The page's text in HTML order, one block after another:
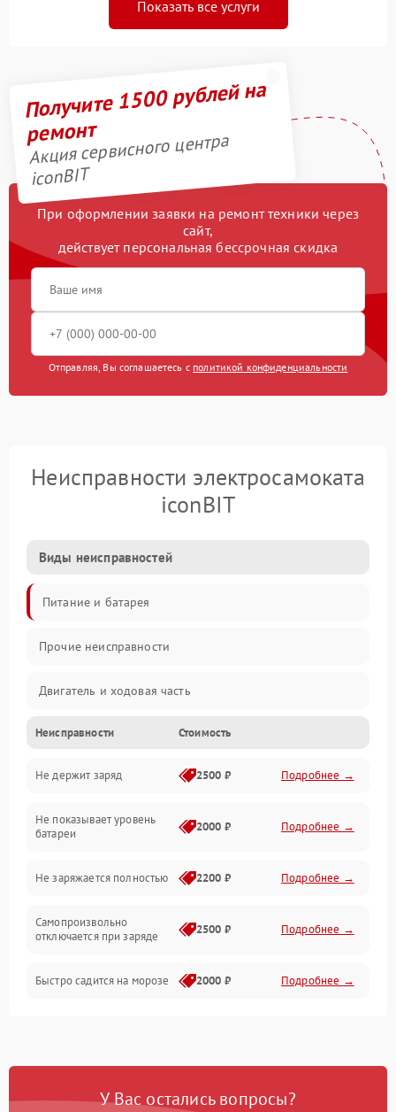
Показать все услуги
Получите 1500 рублей на
ремонт
Акция сервисного центра
iconBIT
При оформлении заявки на ремонт техники через
сайт,
действует персональная бессрочная скидка
Отправляя, Вы соглашаетесь с политикой конфиденциальности
Неисправности электросамоката
iconBIT
Виды неисправностей
Питание и батарея
Прочие неисправности
Двигатель и ходовая часть
Тормоза и безопасность
Подвеска и колеса
Электроника и управление
Неисправности Стоимость
Не держит заряд 2500 ₽ Подробнее →
Не показывает уровень
батареи
2000 ₽ Подробнее →
Не заряжается полностью 2200 ₽ Подробнее →
Самопроизвольно
отключается при заряде
2500 ₽ Подробнее →
Быстро садится на морозе 2000 ₽ Подробнее →
У Вас остались вопросы?